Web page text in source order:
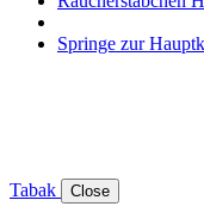
Springe zur
Tabak Close